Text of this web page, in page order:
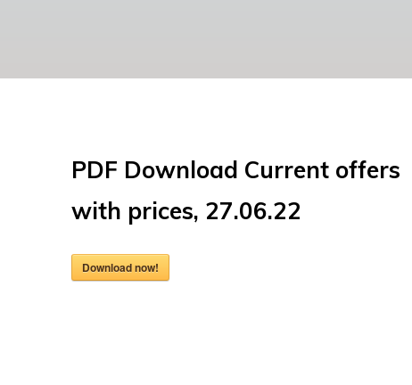
PDF Download Current offers
with prices, 27.06.22
Download now!